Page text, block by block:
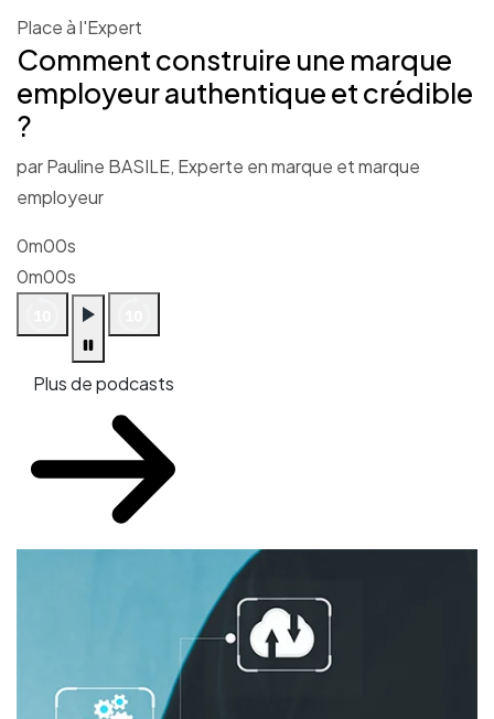
Place à l'Expert
Comment construire une marque
employeur authentique et crédible
?
par Pauline BASILE, Experte en marque et marque
employeur
0m00s
0m00s
Plus de podcasts